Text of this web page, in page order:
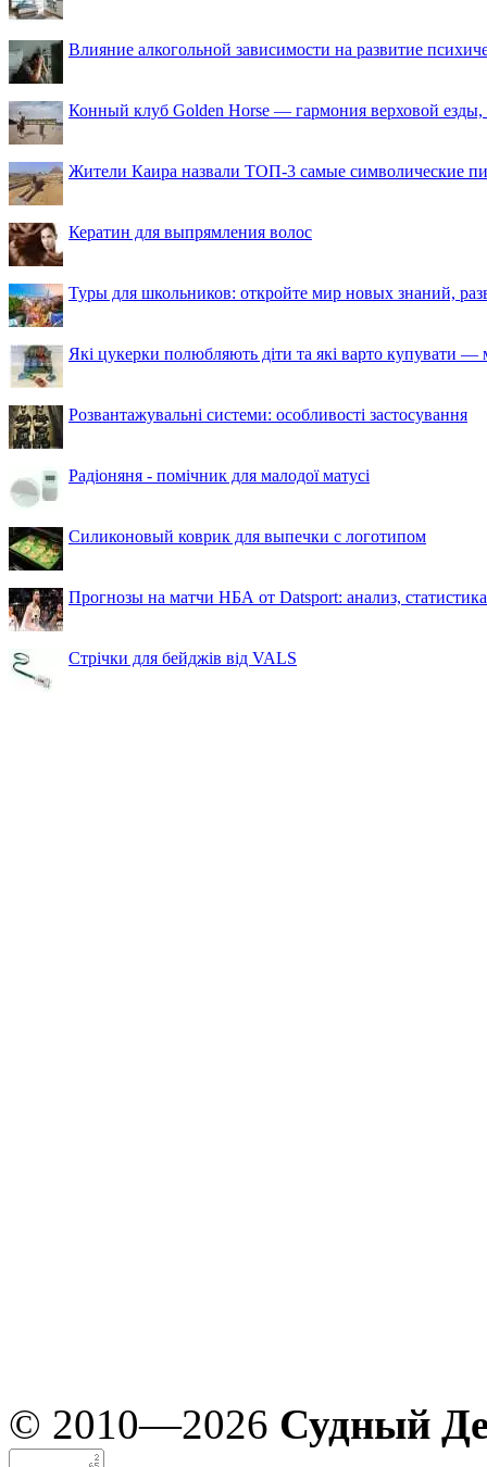
Влияние алкогольной зависимости на развитие
Конный клуб Golden Horse — гармония верховой езды,
Жители Каира назвали ТОП-3 самые символические
Кератин для выпрямления волос
Туры для школьников: откройте мир новых знаний,
Які цукерки полюбляють діти та які варто купувати —
Розвантажувальні системи: особливості застосування
Радіоняня - помічник для малодої матусі
Силиконовый коврик для выпечки с логотипом
Прогнозы на матчи НБА от Datsport: анализ,
Стрічки для бейджів від VALS
© 2010—2026 Судный